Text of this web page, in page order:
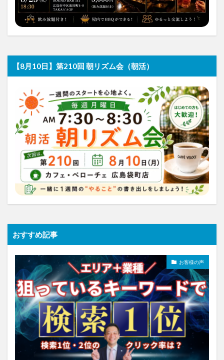
【8月10日】第210回 朝リズム会（朝活）
おすすめ記事
お客様の声